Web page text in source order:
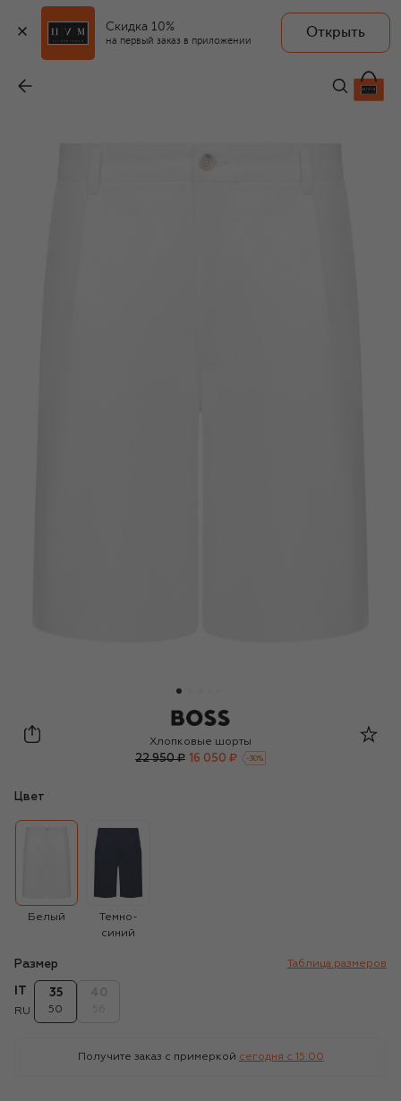
Скидка 10%
на первый заказ в приложении
Открыть
16 050 ₽
BOSS
Хлопковые шорты
22 950 ₽ 16 050 ₽ -30%
Цвет
Белый
Темно-
синий
Размер Таблица размеров
RU
35
50
Получите заказ с примеркой сегодня c 15:00